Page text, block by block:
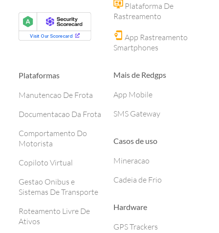
Plataformas
Manutencao De Frota
Documentacao Da Frota
Comportamento Do
Motorista
Copiloto Virtual
Gestao Onibus e
Sistemas De Transporte
Roteamento Livre De
Ativos
Plataforma De
Rastreamento
App Rastreamento
Smartphones
Mais de Redgps
App Mobile
SMS Gateway
Casos de uso
Mineracao
Cadeia de Frio
Hardware
GPS Trackers